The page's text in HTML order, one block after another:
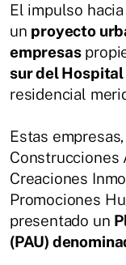
El impulso
un proyecto
empresas
sur del
residencial
Estas
Construcciones
Creaciones
Promociones
presentado un
(PAU)